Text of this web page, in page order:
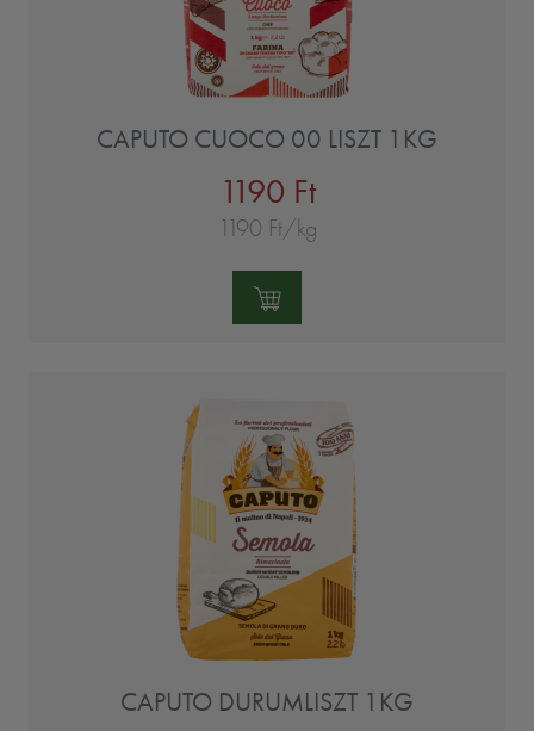
CAPUTO CUOCO 00 LISZT 1KG
1190 Ft
1190 Ft/kg
Mennyiség:
CAPUTO DURUMLISZT 1KG